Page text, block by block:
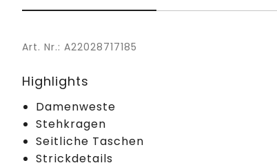
Art. Nr.: A22028717185
Highlights
Damenweste
Stehkragen
Seitliche Taschen
Strickdetails